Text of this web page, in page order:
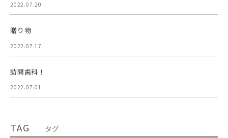
2022.07.20
贈り物
2022.07.17
訪問歯科！
2022.07.01
TAG タグ